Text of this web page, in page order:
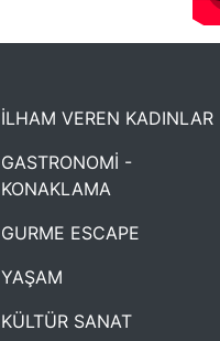
İLHAM VEREN KADINLAR
GASTRONOMİ -
KONAKLAMA
GURME ESCAPE
YAŞAM
KÜLTÜR SANAT